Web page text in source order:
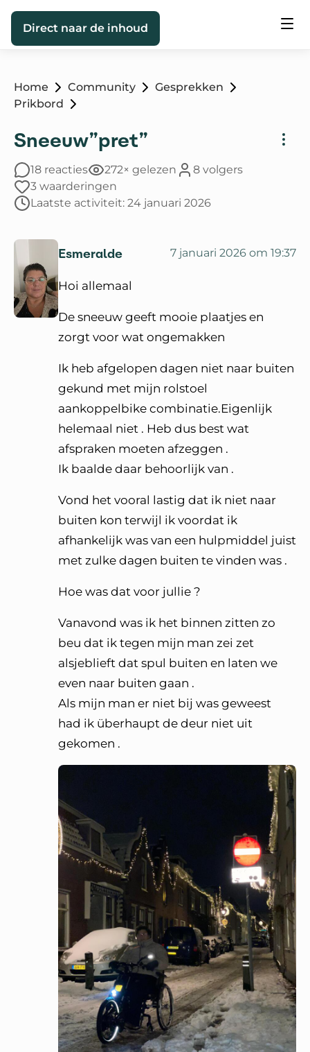
Direct naar de inhoud
Home Community
Gesprekken
Prikbord
Sneeuw”pret”
18 reacties 272× gelezen
8 volgers
3 waarderingen
Laatste activiteit: 24 januari 2026
Esmeralde 7 januari 2026 om 19:37
Hoi allemaal
De sneeuw geeft mooie plaatjes en
zorgt voor wat ongemakken
Ik heb afgelopen dagen niet naar buiten
gekund met mijn rolstoel
aankoppelbike combinatie.Eigenlijk
helemaal niet . Heb dus best wat
afspraken moeten afzeggen .
Ik baalde daar behoorlijk van .
Vond het vooral lastig dat ik niet naar
buiten kon terwijl ik voordat ik
afhankelijk was van een hulpmiddel juist
met zulke dagen buiten te vinden was .
Hoe was dat voor jullie ?
Vanavond was ik het binnen zitten zo
beu dat ik tegen mijn man zei zet
alsjeblieft dat spul buiten en laten we
even naar buiten gaan .
Als mijn man er niet bij was geweest
had ik überhaupt de deur niet uit
gekomen .